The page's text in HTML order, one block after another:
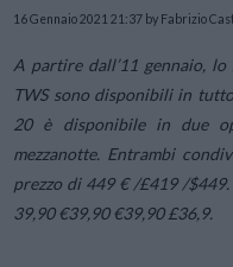
16 Gennaio 2021 21:37 by Fabrizio
A partire dall’11 gennaio,
TWS sono disponibili in
20 è disponibile in due
mezzanotte. Entrambi
prezzo di 449 € /£419 /
39,90 €39,90 €39,90 £36,9.